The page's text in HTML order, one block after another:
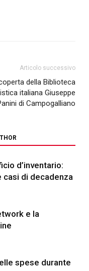
Articolo successivo
della Biblioteca
italiana Giuseppe
di Campogalliano
d’inventario:
casi di decadenza
e la
spese durante